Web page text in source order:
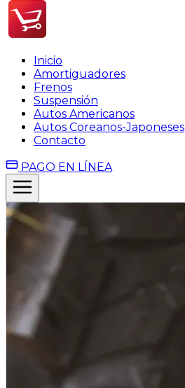
Inicio
Amortiguadores
Frenos
Suspensión
Autos Americanos
Autos Coreanos-Japoneses
Contacto
PAGO EN LÍNEA